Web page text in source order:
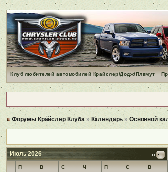
Клуб любителей автомобилей Крайслер/Додж/Плимут
Форумы Крайслер Клуба »Календарь »Основной
Июль 2026
П В С Ч П С В